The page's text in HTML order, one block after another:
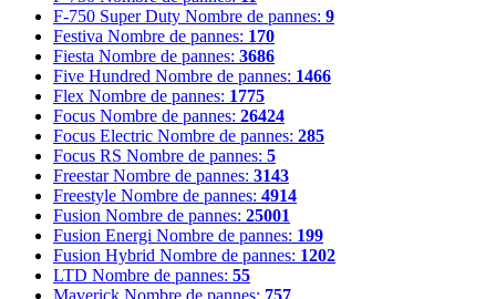
F-750 Super Duty Nombre de pannes: 9
Festiva Nombre de pannes: 170
Fiesta Nombre de pannes: 3686
Five Hundred Nombre de pannes: 1466
Flex Nombre de pannes: 1775
Focus Nombre de pannes: 26424
Focus Electric Nombre de pannes: 285
Focus RS Nombre de pannes: 5
Freestar Nombre de pannes: 3143
Freestyle Nombre de pannes: 4914
Fusion Nombre de pannes: 25001
Fusion Energi Nombre de pannes: 199
Fusion Hybrid Nombre de pannes: 1202
LTD Nombre de pannes: 55